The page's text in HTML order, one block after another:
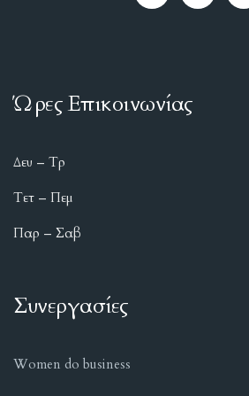
Ώρες Επικοινωνίας
Δευ – Τρ
Τετ – Πεμ
Παρ – Σαβ
Συνεργασίες
Women do business